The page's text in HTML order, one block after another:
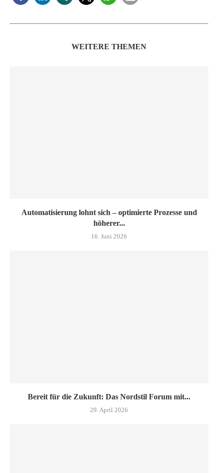
WEITERE THEMEN
Automatisierung lohnt sich – optimierte Prozesse und
höherer...
16. Juni 2026
Bereit für die Zukunft: Das Nordstil Forum mit...
29. April 2026